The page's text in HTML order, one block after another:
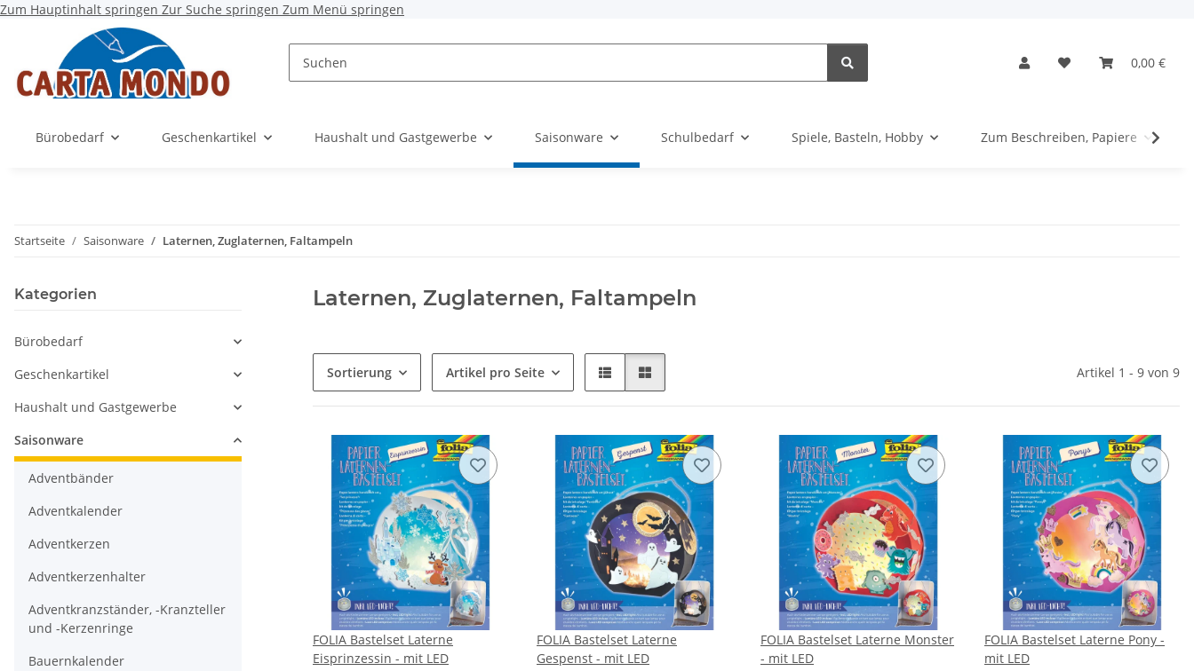
Zum Hauptinhalt springen Zur Suche springen Zum Menü springen
0,00 €
Bürobedarf Geschenkartikel Haushalt und Gastgewerbe Saisonware Schulbedarf Spiele, Basteln, Hobby Zum Beschreiben, Papiere
Startseite Saisonware Laternen, Zuglaternen, Faltampeln
Laternen, Zuglaternen, Faltampeln
Sortierung Artikel pro Seite Artikel 1 - 9 von 9
FOLIA Bastelset Laterne
Eisprinzessin - mit LED
FOLIA Bastelset Laterne
Gespenst - mit LED
FOLIA Bastelset Laterne Monster
- mit LED
FOLIA Bastelset Laterne Pony -
mit LED
Kategorien
Bürobedarf
Geschenkartikel
Haushalt und Gastgewerbe
Saisonware
Adventbänder
Adventkalender
Adventkerzen
Adventkerzenhalter
Adventkranzständer, -Kranzteller
und -Kerzenringe
Bauernkalender